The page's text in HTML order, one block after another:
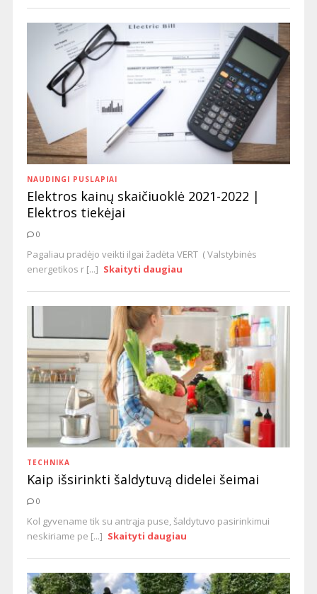
NAUDINGI PUSLAPIAI
Elektros kainų skaičiuoklė 2021-2022 |
Elektros tiekėjai
0
Pagaliau pradėjo veikti ilgai žadėta VERT ( Valstybinės
energetikos r [...] Skaityti daugiau
TECHNIKA
Kaip išsirinkti šaldytuvą didelei šeimai
0
Kol gyvename tik su antrąja puse, šaldytuvo pasirinkimui
neskiriame pe [...] Skaityti daugiau